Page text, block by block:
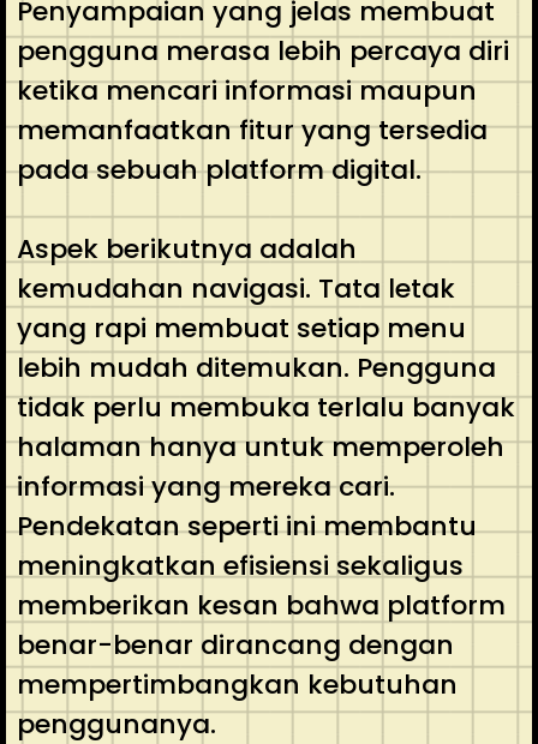
Penyampaian yang jelas membuat
pengguna merasa lebih percaya diri
ketika mencari informasi maupun
memanfaatkan fitur yang tersedia
pada sebuah platform digital.
Aspek berikutnya adalah
kemudahan navigasi. Tata letak
yang rapi membuat setiap menu
lebih mudah ditemukan. Pengguna
tidak perlu membuka terlalu banyak
halaman hanya untuk memperoleh
informasi yang mereka cari.
Pendekatan seperti ini membantu
meningkatkan efisiensi sekaligus
memberikan kesan bahwa platform
benar-benar dirancang dengan
mempertimbangkan kebutuhan
penggunanya.